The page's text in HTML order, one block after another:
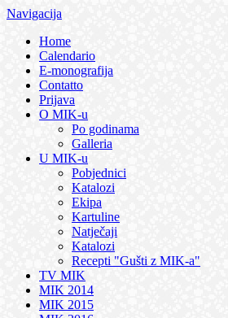
Navigacija
Home
Calendario
E-monografija
Contatto
Prijava
O MIK-u
Po godinama
Galleria
U MIK-u
Pobjednici
Katalozi
Ekipa
Kartuline
Natječaji
Katalozi
Recepti "Gušti z MIK-a"
TV MIK
MIK 2014
MIK 2015